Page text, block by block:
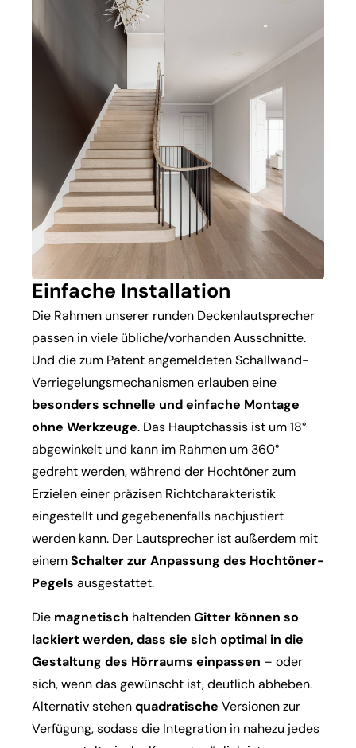
Einfache Installation
Die Rahmen unserer runden Deckenlautsprecher
passen in viele übliche/vorhanden Ausschnitte.
Und die zum Patent angemeldeten Schallwand-
Verriegelungsmechanismen erlauben eine
besonders schnelle und einfache Montage
ohne Werkzeuge. Das Hauptchassis ist um 18°
abgewinkelt und kann im Rahmen um 360°
gedreht werden, während der Hochtöner zum
Erzielen einer präzisen Richtcharakteristik
eingestellt und gegebenenfalls nachjustiert
werden kann. Der Lautsprecher ist außerdem mit
einemSchalter zur Anpassung des Hochtöner-
Pegels ausgestattet.
Die magnetisch haltendenGitter können so
lackiert werden, dass sie sich optimal in die
Gestaltung des Hörraums einpassen – oder
sich, wenn das gewünscht ist, deutlich abheben.
Alternativ stehenquadratische Versionen zur
Verfügung, sodass die Integration in nahezu jedes